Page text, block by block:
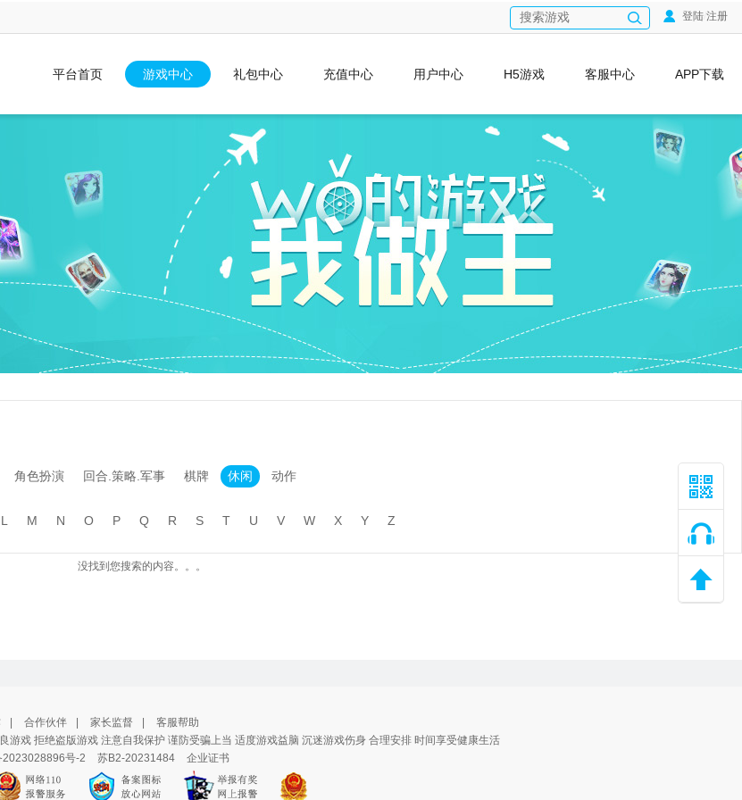
登陆 注册
平台首页 游戏中心 礼包中心 充值中心 用户中心 H5游戏 客服中心 APP下载
角色扮演 回合.策略.军事 棋牌 休闲 动作
L M N O P Q R S T U V W X Y Z
没找到您搜索的内容。。。
合作伙伴 家长监督
客服帮助
游戏 拒绝盗版游戏 注意自我保护 谨防受骗上当 适度游戏益脑 沉迷游戏伤身 合理安排 时间享受健康生活
2023028896号-2 苏B2-20231484 企业证书